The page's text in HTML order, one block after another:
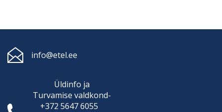
info@etel.ee
Üldinfo ja
Turvamise valdkond-
+372 5647 6055